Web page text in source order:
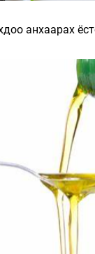
анхаарах